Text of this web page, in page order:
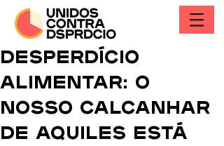
Desperdício
alimentar: o
nosso calcanhar
de Aquiles está